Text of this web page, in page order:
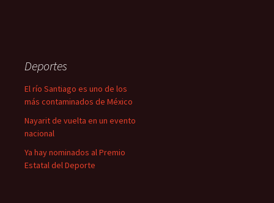
Deportes
El río Santiago es uno de los
más contaminados de México
Nayarit de vuelta en un evento
nacional
Ya hay nominados al Premio
Estatal del Deporte